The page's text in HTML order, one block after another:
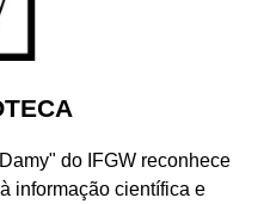
do IFGW reconhece
informação científica e